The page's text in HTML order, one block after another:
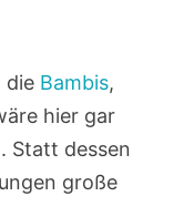
die Bambis,
hier gar
Statt dessen
große